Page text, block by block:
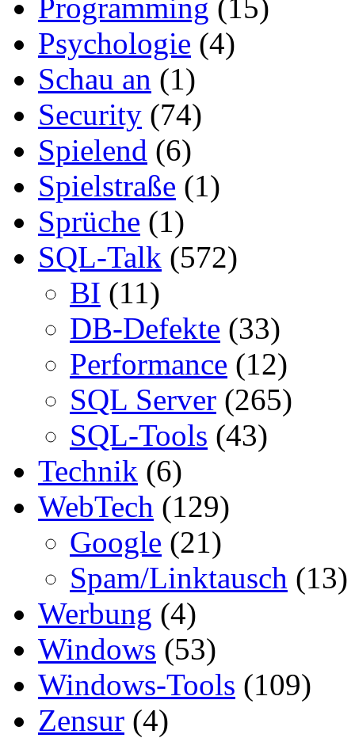
Programming (15)
Psychologie (4)
Schau an (1)
Security (74)
Spielend (6)
Spielstraße (1)
Sprüche (1)
SQL-Talk (572)
BI (11)
DB-Defekte (33)
Performance (12)
SQL Server (265)
SQL-Tools (43)
Technik (6)
WebTech (129)
Google (21)
Spam/Linktausch (13)
Werbung (4)
Windows (53)
Windows-Tools (109)
Zensur (4)